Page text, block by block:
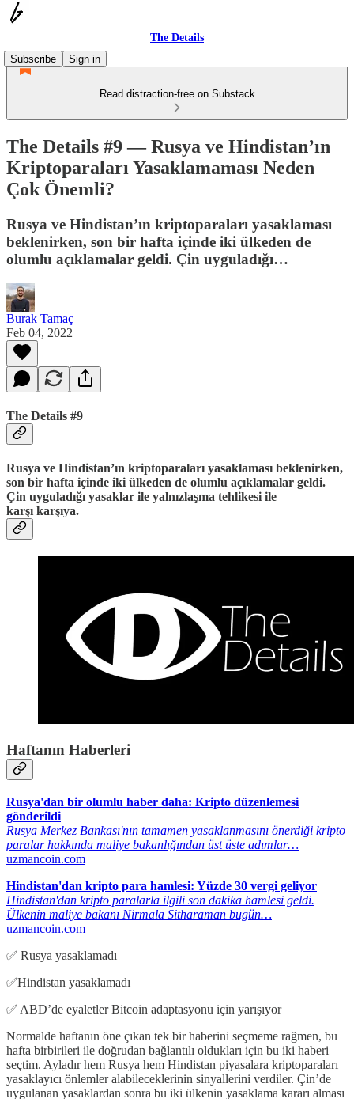
The Details
Subscribe
Sign in
Read distraction-free on Substack
The Details #9 — Rusya ve Hindistan’ın
Kriptoparaları Yasaklamaması Neden
Çok Önemli?
Rusya ve Hindistan’ın kriptoparaları yasaklaması
beklenirken, son bir hafta içinde iki ülkeden de
olumlu açıklamalar geldi. Çin uyguladığı…
Burak Tamaç
Feb 04, 2022
The Details #9
Rusya ve Hindistan’ın kriptoparaları yasaklaması beklenirken,
son bir hafta içinde iki ülkeden de olumlu açıklamalar geldi.
Çin uyguladığı yasaklar ile yalnızlaşma tehlikesi ile
karşı karşıya.
Haftanın Haberleri
Rusya'dan bir olumlu haber daha: Kripto düzenlemesi
gönderildi
Rusya Merkez Bankası'nın tamamen yasaklanmasını önerdiği kripto
paralar hakkında maliye bakanlığından üst üste adımlar…
uzmancoin.com
Hindistan'dan kripto para hamlesi: Yüzde 30 vergi geliyor
Hindistan'dan kripto paralarla ilgili son dakika hamlesi geldi.
Ülkenin maliye bakanı Nirmala Sitharaman bugün…
uzmancoin.com
✅ Rusya yasaklamadı
✅Hindistan yasaklamadı
✅ ABD’de eyaletler Bitcoin adaptasyonu için yarışıyor
Normalde haftanın öne çıkan tek bir haberini seçmeme rağmen, bu
hafta birbirileri ile doğrudan bağlantılı oldukları için bu iki haberi
seçtim. Ayladır hem Rusya hem Hindistan piyasalara kriptoparaları
yasaklayıcı önlemler alabileceklerinin sinyallerini verdiler. Çin’de
uygulanan yasaklardan sonra bu iki ülkenin yasaklama kararı alması